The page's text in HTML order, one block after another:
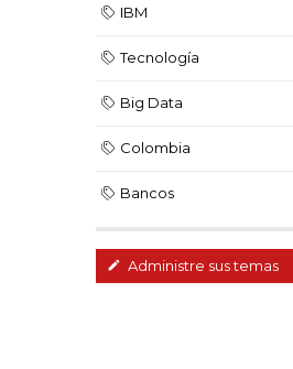
IBM
Tecnología
Big Data
Colombia
Bancos
Administre sus temas